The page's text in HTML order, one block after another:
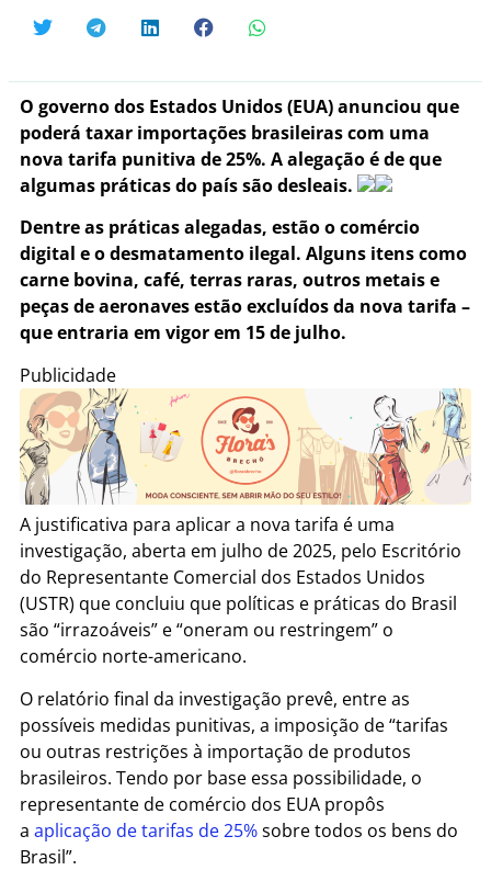
O governo dos Estados Unidos (EUA) anunciou que
poderá taxar importações brasileiras com uma
nova tarifa punitiva de 25%. A alegação é de que
algumas práticas do país são desleais.
Dentre as práticas alegadas, estão o comércio
digital e o desmatamento ilegal. Alguns itens como
carne bovina, café, terras raras, outros metais e
peças de aeronaves estão excluídos da nova tarifa –
que entraria em vigor em 15 de julho.
Publicidade
A justificativa para aplicar a nova tarifa é uma
investigação, aberta em julho de 2025, pelo Escritório
do Representante Comercial dos Estados Unidos
(USTR) que concluiu que políticas e práticas do Brasil
são “irrazoáveis” e “oneram ou restringem” o
comércio norte-americano.
O relatório final da investigação prevê, entre as
possíveis medidas punitivas, a imposição de “tarifas
ou outras restrições à importação de produtos
brasileiros. Tendo por base essa possibilidade, o
representante de comércio dos EUA propôs
a aplicação de tarifas de 25%sobre todos os bens do
Brasil”.